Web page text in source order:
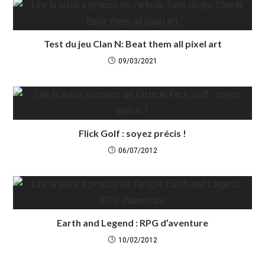
Test du jeu Clan N: Beat them all pixel art
09/03/2021
Flick Golf : soyez précis !
06/07/2012
Earth and Legend : RPG d’aventure
10/02/2012